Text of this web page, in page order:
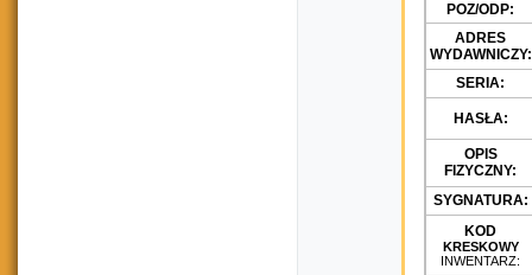
POZ/ODP:
ADRES
WYDAWNICZY:
SERIA:
HASŁA:
OPIS
FIZYCZNY:
SYGNATURA:
KOD
KRESKOWY
INWENTARZ: